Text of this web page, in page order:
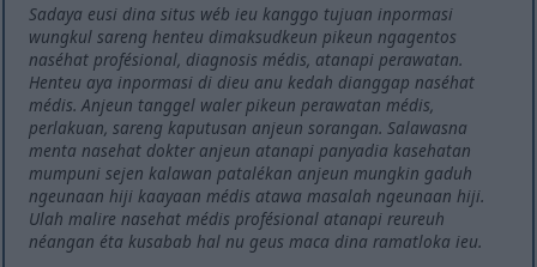
Sadaya eusi dina situs wéb ieu kanggo tujuan inpormasi
wungkul sareng henteu dimaksudkeun pikeun ngagentos
naséhat profésional, diagnosis médis, atanapi perawatan.
Henteu aya inpormasi di dieu anu kedah dianggap naséhat
médis. Anjeun tanggel waler pikeun perawatan médis,
perlakuan, sareng kaputusan anjeun sorangan. Salawasna
menta nasehat dokter anjeun atanapi panyadia kasehatan
mumpuni sejen kalawan patalékan anjeun mungkin gaduh
ngeunaan hiji kaayaan médis atawa masalah ngeunaan hiji.
Ulah malire nasehat médis profésional atanapi reureuh
néangan éta kusabab hal nu geus maca dina ramatloka ieu.